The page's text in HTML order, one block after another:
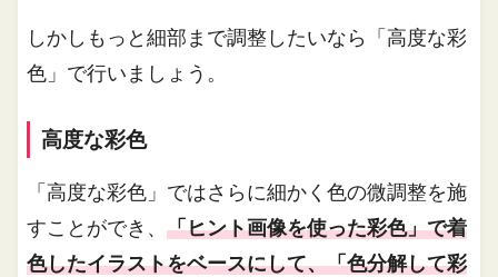
しかしもっと細部まで調整したいなら「高度な彩
色」で行いましょう。
高度な彩色
「高度な彩色」ではさらに細かく色の微調整を施
すことができ、「ヒント画像を使った彩色」で着
色したイラストをベースにして、「色分解して彩